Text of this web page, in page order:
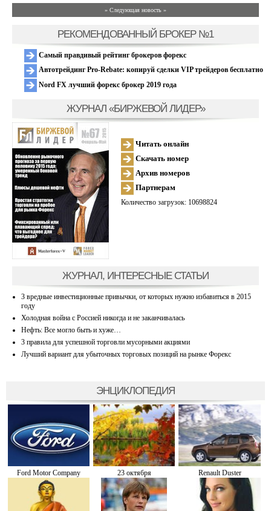
» Следующая новость »
РЕКОМЕНДОВАННЫЙ БРОКЕР №1
Самый правдивый рейтинг брокеров форекс
Автотрейдинг Pro-Rebate: копируй сделки VIP трейдеров бесплатно
Nord FX лучший форекс брокер 2019 года
ЖУРНАЛ «БИРЖЕВОЙ ЛИДЕР»
Читать онлайн
Скачать номер
Архив номеров
Партнерам
Количество загрузок: 10698824
ЖУРНАЛ, ИНТЕРЕСНЫЕ СТАТЬИ
3 вредные инвестиционные привычки, от которых нужно избавиться в 2015
году
Холодная война с Россией никогда и не заканчивалась
Нефть: Все могло быть и хуже…
3 правила для успешной торговли мусорными акциями
Лучший вариант для убыточных торговых позиций на рынке Форекс
ЭНЦИКЛОПЕДИЯ
Ford Motor Company 23 октября Renault Duster